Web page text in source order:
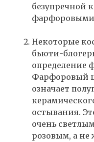
безупречной
Некоторые
бьюти-
определение
Фарфоровый
означает
остывания.
очень
розовым, а